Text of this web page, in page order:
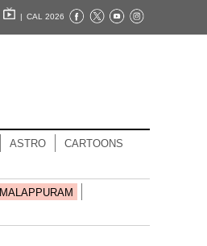
| CAL 2026
ASTRO CARTOONS
MALAPPURAM